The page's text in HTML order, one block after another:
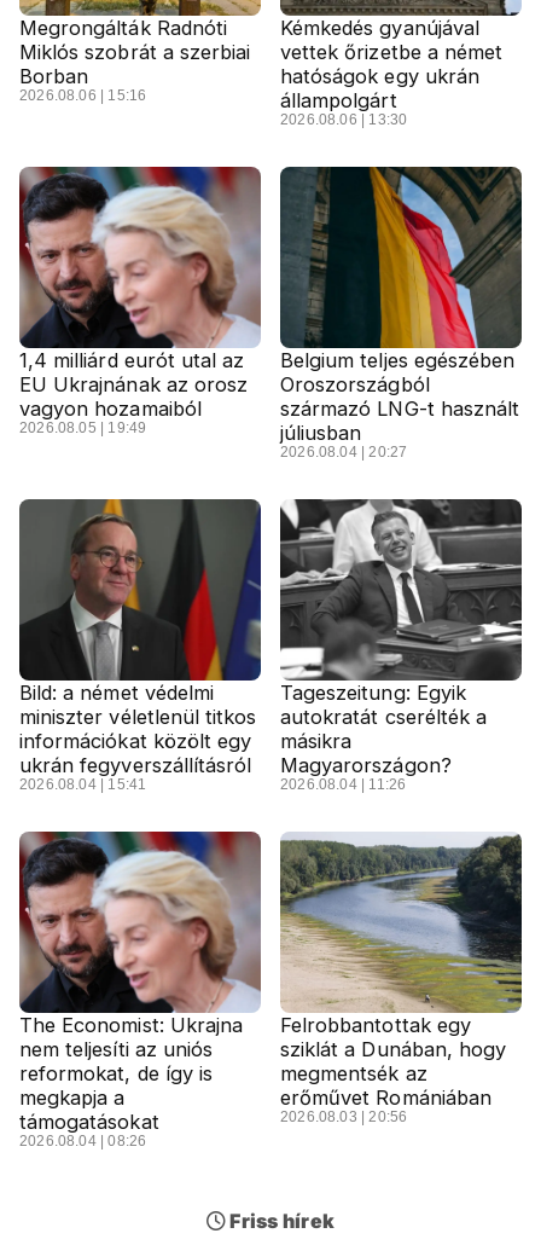
Megrongálták Radnóti
Miklós szobrát a szerbiai
Borban
2026.08.06 | 15:16
Kémkedés gyanújával
vettek őrizetbe a német
hatóságok egy ukrán
állampolgárt
2026.08.06 | 13:30
1,4 milliárd eurót utal az
EU Ukrajnának az orosz
vagyon hozamaiból
2026.08.05 | 19:49
Belgium teljes egészében
Oroszországból
származó LNG-t használt
júliusban
2026.08.04 | 20:27
Bild: a német védelmi
miniszter véletlenül titkos
információkat közölt egy
ukrán fegyverszállításról
2026.08.04 | 15:41
Tageszeitung: Egyik
autokratát cserélték a
másikra
Magyarországon?
2026.08.04 | 11:26
The Economist: Ukrajna
nem teljesíti az uniós
reformokat, de így is
megkapja a
támogatásokat
2026.08.04 | 08:26
Felrobbantottak egy
sziklát a Dunában, hogy
megmentsék az
erőművet Romániában
2026.08.03 | 20:56
Friss hírek